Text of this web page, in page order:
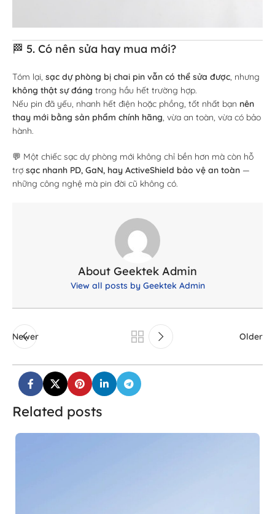
🏁 5. Có nên sửa hay mua mới?
Tóm lại, sạc dự phòng bị chai pin vẫn có thể sửa được, nhưng
không thật sự đáng trong hầu hết trường hợp.
Nếu pin đã yếu, nhanh hết điện hoặc phồng, tốt nhất bạn nên
thay mới bằng sản phẩm chính hãng, vừa an toàn, vừa có bảo
hành.
💬 Một chiếc sạc dự phòng mới không chỉ bền hơn mà còn hỗ
trợ sạc nhanh PD, GaN, hay ActiveShield bảo vệ an toàn —
những công nghệ mà pin đời cũ không có.
About Geektek Admin
View all posts by Geektek Admin
Newer Older
Related posts